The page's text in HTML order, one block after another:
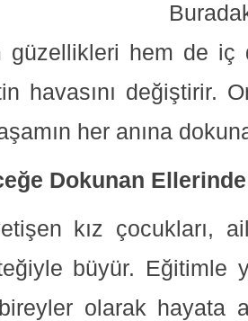
güzellikleri hem de iç
havasını değiştirir.
her anına
Dokunan
kız çocukları,
büyür. Eğitimle
olarak hayata